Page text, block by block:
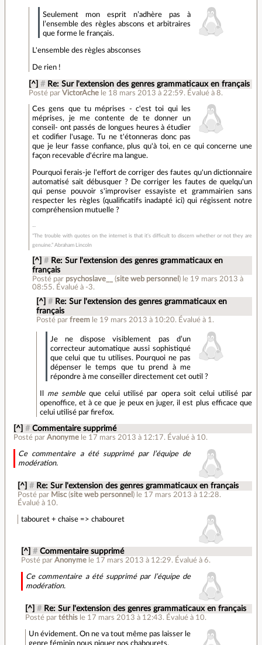
Seulement mon esprit n’adhère pas à
l’ensemble des règles abscons et arbitraires
que forme le français.
L'ensemble des règles absconses
De rien !
[^] # Re: Sur l'extension des genres grammaticaux en français
Posté par VictorAche le 18 mars 2013 à 22:59. Évalué à 8.
Ces gens que tu méprises - c'est toi qui les
méprises, je me contente de te donner un
conseil- ont passés de longues heures à étudier
et codifier l'usage. Tu ne t'étonneras donc pas
que je leur fasse confiance, plus qu'à toi, en ce qui concerne une
façon recevable d'écrire ma langue.
Pourquoi ferais-je l'effort de corriger des fautes qu'un dictionnaire
automatisé sait débusquer ? De corriger les fautes de quelqu'un
qui pense pouvoir s'improviser essayiste et grammairien sans
respecter les règles (qualificatifs inadapté ici) qui régissent notre
compréhension mutuelle ?
"The trouble with quotes on the internet is that it’s difficult to discern whether or not they are
genuine.” Abraham Lincoln
[^] # Re: Sur l'extension des genres grammaticaux en
français
Posté par psychoslave__ (site web personnel ) le 19 mars 2013 à
08:55. Évalué à -3.
[^] # Re: Sur l'extension des genres grammaticaux en
français
Posté par freem le 19 mars 2013 à 10:20. Évalué à 1 .
Je ne dispose visiblement pas d’un
correcteur automatique aussi sophistiqué
que celui que tu utilises. Pourquoi ne pas
dépenser le temps que tu prend à me
répondre à me conseiller directement cet outil ?
me sembleque celui utilisé par opera soit celui utilisé par
openoffice, et à ce que je peux en juger, il est plus efficace que
celui utilisé par firefox.
[^] # Commentaire supprimé
Posté parAnonyme le 17 mars 2013 à 12:17. Évalué à 10.
Ce commentaire a été supprimé par l’équipe de
modération.
[^] # Re: Sur l'extension des genres grammaticaux en français
Posté par Misc(site web personnel ) le 17 mars 2013 à 12:28.
Évalué à 10.
tabouret + chaise => chabouret
[^] # Commentaire supprimé
Posté parAnonyme le 17 mars 2013 à 12:29. Évalué à6.
Ce commentaire a été supprimé par l’équipe de
modération.
[^] # Re: Sur l'extension des genres grammaticaux en français
Posté par téthis le 17 mars 2013 à 12:43. Évalué à 10.
Un évidement. On ne va tout même pas laisser le
genre féminin nous piquer nos chabourets.